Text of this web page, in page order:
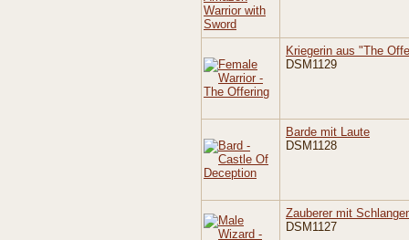
Kriegerin aus "The
DSM1129
Barde mit Laute
DSM1128
Zauberer mit
DSM1127